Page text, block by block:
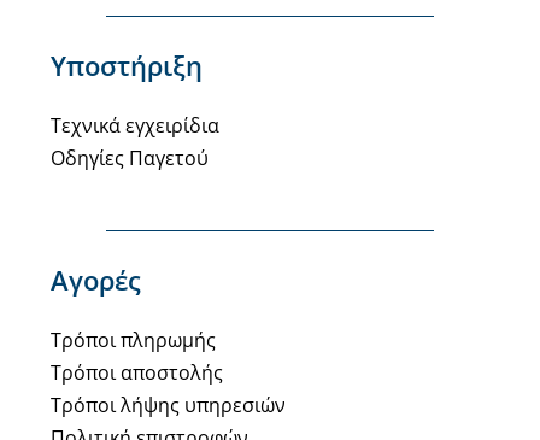
Υποστήριξη
Τεχνικά εγχειρίδια
Οδηγίες Παγετού
Αγορές
Τρόποι πληρωμής
Τρόποι αποστολής
Τρόποι λήψης υπηρεσιών